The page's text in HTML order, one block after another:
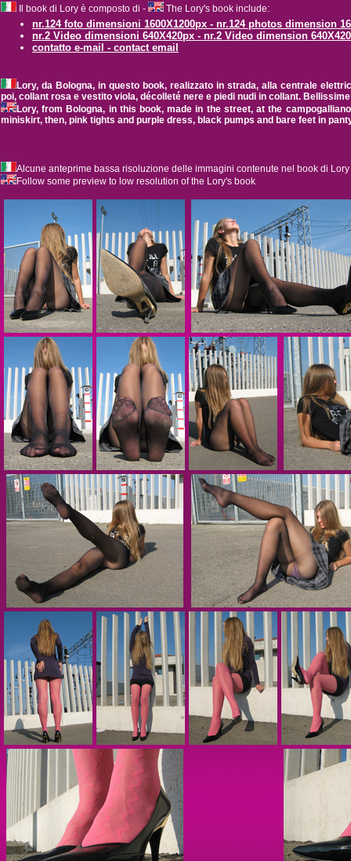
Il book di Lory è composto di - The Lory's book include:
nr.124 foto dimensioni 1600X1200px - nr.124 photos dimension
nr.2 Video dimensioni 640X420px - nr.2 Video dimension
contatto e-mail - contact email
Lory, da Bologna, in questo book, realizzato in strada, alla centrale
poi, collant rosa e vestito viola, décolleté nere e piedi nudi in collant.
Lory, from Bologna, in this book, made in the street, at the
miniskirt, then, pink tights and purple dress, black pumps and bare feet in
Alcune anteprime bassa risoluzione delle immagini contenute nel book di Lory
Follow some preview to low resolution of the Lory's book